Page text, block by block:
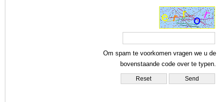
Om spam te voorkomen vragen we u de
bovenstaande code over te typen.